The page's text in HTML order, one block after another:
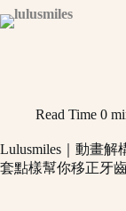
Skip
to
Read Time 0
Lulusmiles｜動畫
套點樣幫你移正牙